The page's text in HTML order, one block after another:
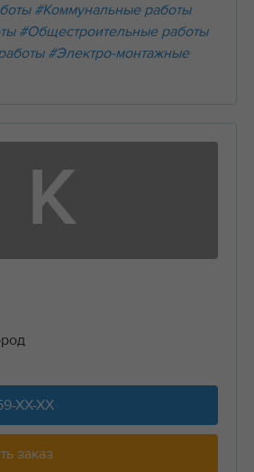
#Коммунальные работы
#Общестроительные работы
#Электро-монтажные
К
XX-XX
заказ